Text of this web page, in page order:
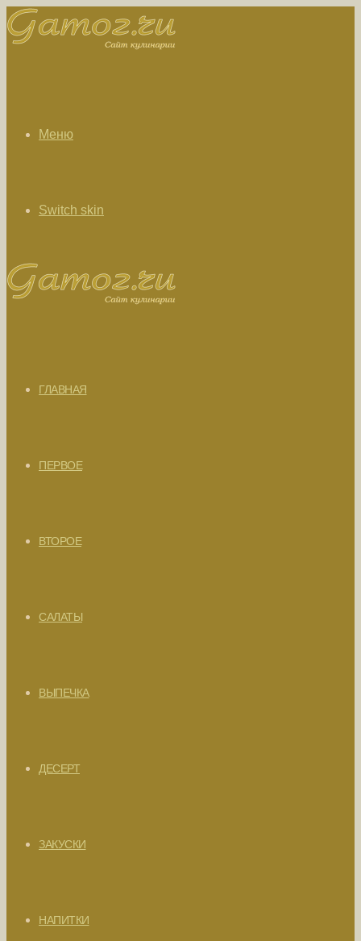
Меню
Switch skin
ГЛАВНАЯ
ПЕРВОЕ
ВТОРОЕ
САЛАТЫ
ВЫПЕЧКА
ДЕСЕРТ
ЗАКУСКИ
НАПИТКИ